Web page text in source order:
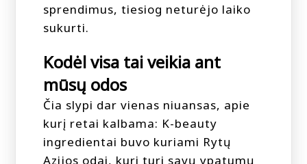
sprendimus, tiesiog neturėjo laiko
sukurti.
Kodėl visa tai veikia ant
mūsų odos
Čia slypi dar vienas niuansas, apie
kurį retai kalbama: K-beauty
ingredientai buvo kuriami Rytų
Azijos odai, kuri turi savų ypatumų